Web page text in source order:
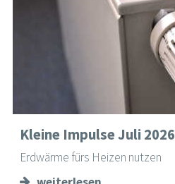
Kleine Impulse Juli 2026
Erdwärme fürs Heizen nutzen